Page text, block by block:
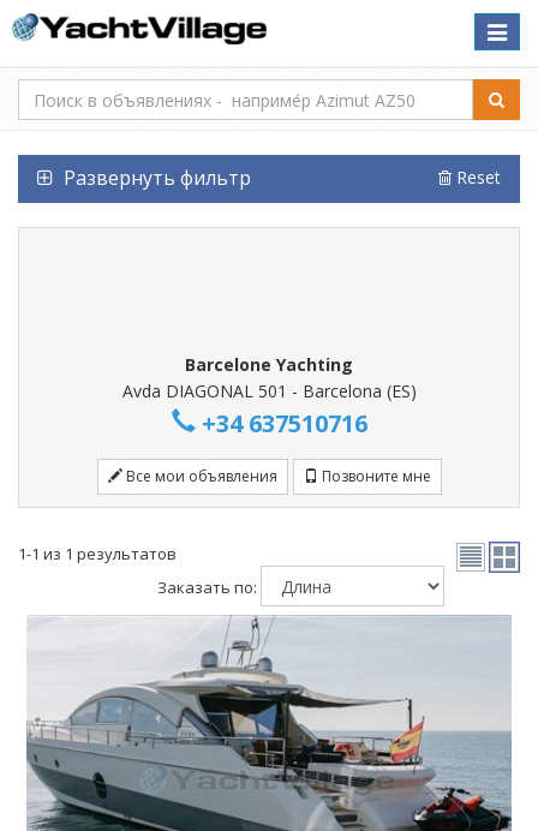
Toggle
Развернуть фильтр Reset
Barcelone Yachting
Avda DIAGONAL 501 - Barcelona (ES)
+34 637510716
Все мои объявления Позвоните мне
1-1 из 1 результатов
Заказать по: